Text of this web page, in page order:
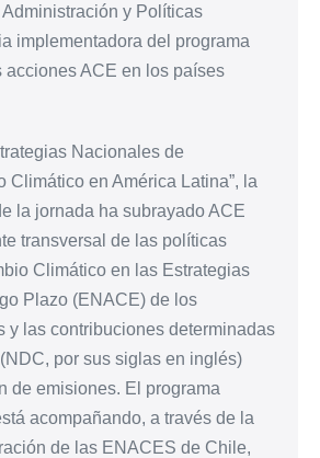
Administración y Políticas
implementadora del programa
acciones ACE en los países
Nacionales de
Climático en América Latina”, la
la jornada ha subrayado ACE
transversal de las políticas
Climático en las Estrategias
Plazo (ENACE) de los
y las contribuciones determinadas
por sus siglas en inglés)
de emisiones. El programa
acompañando, a través de la
de las ENACES de Chile,